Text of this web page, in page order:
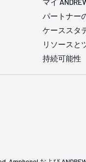
パートナー
ケーススタ
リソースと
持続可能性